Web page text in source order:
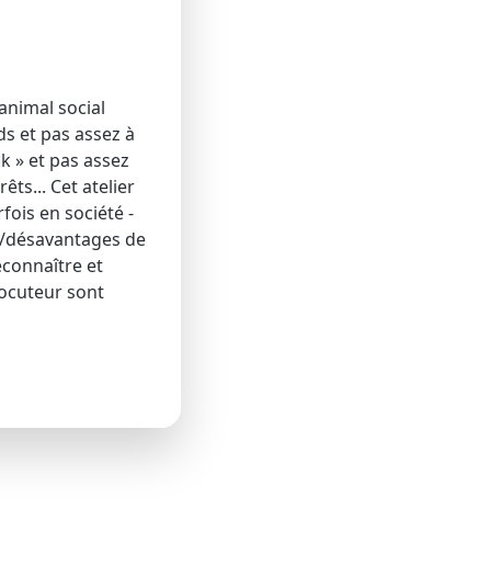
social
et pas assez à
» et pas assez
Cet atelier
en société -
de
et
sont